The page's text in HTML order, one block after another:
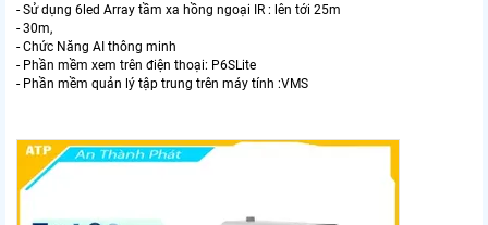
- Sử dụng 6led Array tầm xa hồng ngoại IR : lên tới 25m
- 30m,
- Chức Năng AI thông minh
- Phần mềm xem trên điện thoại: P6SLite
- Phần mềm quản lý tập trung trên máy tính :VMS